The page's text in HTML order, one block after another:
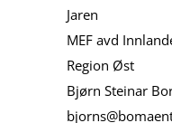
Jaren
MEF avd
Region Øst
Bjørn Steinar